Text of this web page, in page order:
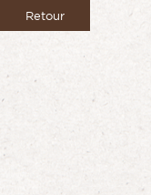
Retour